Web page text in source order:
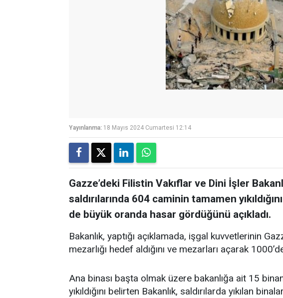
Yayınlanma: 18 Mayıs 2024 Cumartesi 12:14
Gazze’deki Filistin Vakıflar ve Dini İşler
saldırılarında 604 caminin tamamen
de büyük oranda hasar gördüğünü açıkladı.
Bakanlık, yaptığı açıklamada, işgal kuvvetlerinin
mezarlığı hedef aldığını ve mezarları açarak
Ana binası başta olmak üzere bakanlığa ait 15
yıkıldığını belirten Bakanlık, saldırılarda yıkılan